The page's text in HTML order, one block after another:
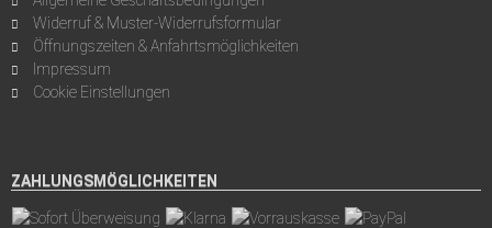
Widerruf & Muster-Widerrufsformular
Öffnungszeiten & Anfahrtsmöglichkeiten
Impressum
Cookie Einstellungen
ZAHLUNGSMÖGLICHKEITEN